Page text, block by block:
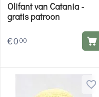
Olifant van Catania -
gratis patroon
€000